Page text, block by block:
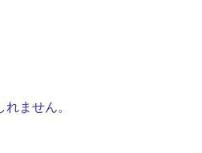
ません。